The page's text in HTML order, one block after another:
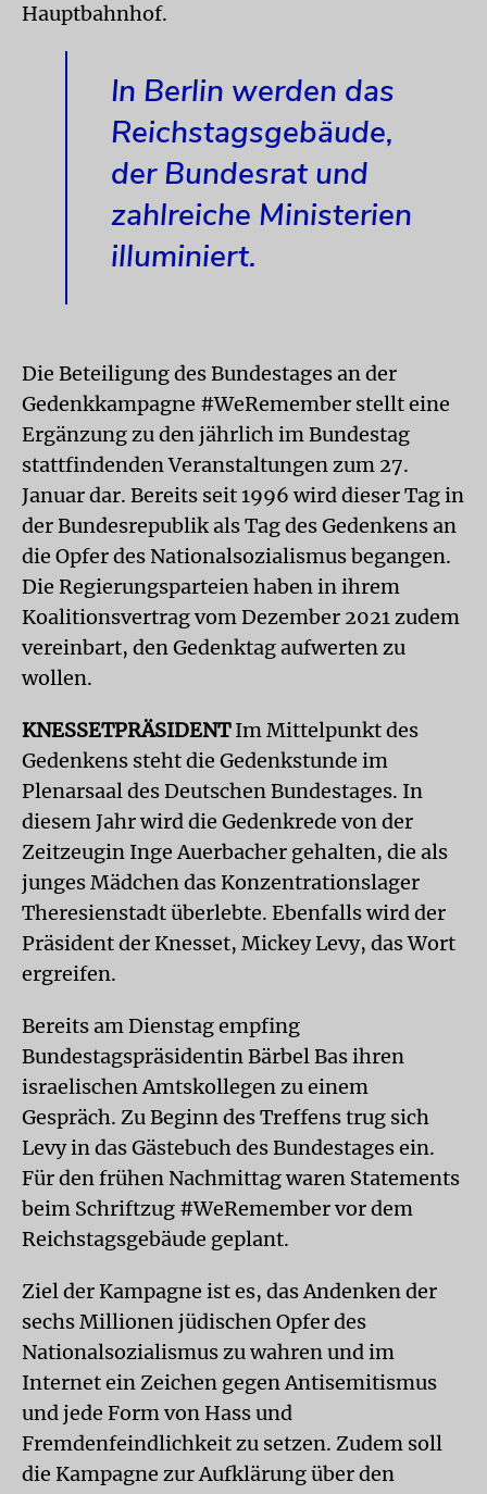
Hauptbahnhof.
In Berlin werden das
Reichstagsgebäude,
der Bundesrat und
zahlreiche Ministerien
illuminiert.
Die Beteiligung des Bundestages an der
Gedenkkampagne #WeRemember stellt eine
Ergänzung zu den jährlich im Bundestag
stattfindenden Veranstaltungen zum 27.
Januar dar. Bereits seit 1996 wird dieser Tag in
der Bundesrepublik als Tag des Gedenkens an
die Opfer des Nationalsozialismus begangen.
Die Regierungsparteien haben in ihrem
Koalitionsvertrag vom Dezember 2021 zudem
vereinbart, den Gedenktag aufwerten zu
wollen.
KNESSETPRÄSIDENTIm Mittelpunkt des
Gedenkens steht die Gedenkstunde im
Plenarsaal des Deutschen Bundestages. In
diesem Jahr wird die Gedenkrede von der
Zeitzeugin Inge Auerbacher gehalten, die als
junges Mädchen das Konzentrationslager
Theresienstadt überlebte. Ebenfalls wird der
Präsident der Knesset, Mickey Levy, das Wort
ergreifen.
Bereits am Dienstag empfing
Bundestagspräsidentin Bärbel Bas ihren
israelischen Amtskollegen zu einem
Gespräch. Zu Beginn des Treffens trug sich
Levy in das Gästebuch des Bundestages ein.
Für den frühen Nachmittag waren Statements
beim Schriftzug #WeRemember vor dem
Reichstagsgebäude geplant.
Ziel der Kampagne ist es, das Andenken der
sechs Millionen jüdischen Opfer des
Nationalsozialismus zu wahren und im
Internet ein Zeichen gegen Antisemitismus
und jede Form von Hass und
Fremdenfeindlichkeit zu setzen. Zudem soll
die Kampagne zur Aufklärung über den